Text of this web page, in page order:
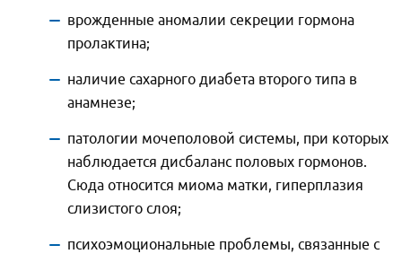
врожденные аномалии секреции гормона
пролактина;
наличие сахарного диабета второго типа в
анамнезе;
патологии мочеполовой системы, при которых
наблюдается дисбаланс половых гормонов.
Сюда относится миома матки, гиперплазия
слизистого слоя;
психоэмоциональные проблемы, связанные с